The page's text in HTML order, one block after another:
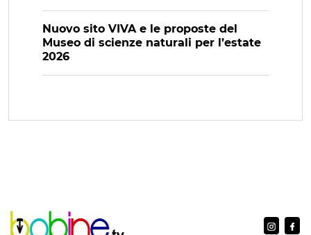
Nuovo sito VIVA e le proposte del
Museo di scienze naturali per l’estate
2026